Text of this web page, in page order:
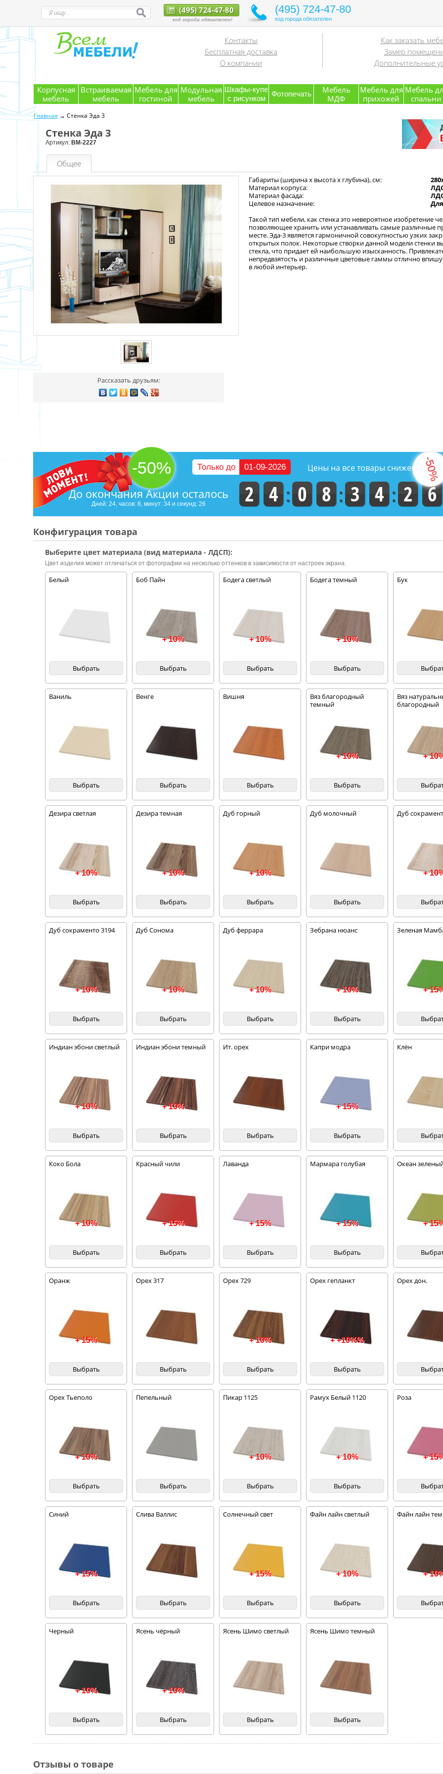
(495) 724-47-80
код города обязателен!
(495) 724-47-80
код города обязателен
Контакты
Бесплатная доставка
О компании
Как заказать
Замер
Дополнительные
Корпусная
мебель
Встраиваемая
мебель
Мебель для
гостиной
Модульная
мебель
Шкафы-купе
с рисунком
Фотопечать
Мебель
МДФ
Мебель для
прихожей
Мебель
спальни
Главная → Стенка Эда 3
Стенка Эда 3
Артикул: ВМ-2227
Общее
Рассказать друзьям:
Габариты (ширина х высота х глубина), см:
Материал корпуса:
Материал фасада:
Целевое назначение:
Такой тип мебели, как стенка это невероятное изобретение
позволяющее хранить или устанавливать самые различные
месте. Эда-3 является гармоничной совокупностью узких
открытых полок. Некоторые створки данной модели стенки
стекла, что придает ей наибольшую изысканность.
непредвзятость и различные цветовые гаммы отлично
в любой интерьер.
-50% Только до 01-09-2026 Цены на все товары снижены на
До окончания Акции осталось
Дней: 24, часов: 8, минут: 34 и секунд: 25 2 4 0 8 3 4 2 5
Конфигурация товара
Выберите цвет материала (вид материала - ЛДСП):
Цвет изделия может отличаться от фотографии на несколько оттенков в зависимости от настроек экрана.
Белый
Выбрать
Боб Пайн
+ 10%
Выбрать
Бодега светлый
+ 10%
Выбрать
Бодега темный
+ 10%
Выбрать
Бук
Ваниль
Выбрать
Венге
Выбрать
Вишня
Выбрать
Вяз благородный
темный
+ 10%
Выбрать
Вяз
благородный
+
Дезира светлая
+ 10%
Выбрать
Дезира темная
+ 10%
Выбрать
Дуб горный
+ 10%
Выбрать
Дуб молочный
Выбрать
Дуб
+
Дуб сокраменто 3194
+ 10%
Выбрать
Дуб Сонома
+ 10%
Выбрать
Дуб феррара
+ 10%
Выбрать
Зебрана нюанс
+ 10%
Выбрать
Зеленая
+
Индиан эбони светлый
+ 10%
Выбрать
Индиан эбони темный
+ 10%
Выбрать
Ит. орех
Выбрать
Капри модра
+ 15%
Выбрать
Клён
Коко Бола
+ 10%
Выбрать
Красный чили
+ 15%
Выбрать
Лаванда
+ 15%
Выбрать
Мармара голубая
+ 15%
Выбрать
Океан
+
Оранж
+ 15%
Выбрать
Орех 317
Выбрать
Орех 729
+ 10%
Выбрать
Орех гепланкт
+ +10%%
Выбрать
Орех дон.
Орех Тьеполо
+ 10%
Выбрать
Пепельный
Выбрать
Пикар 1125
+ 10%
Выбрать
Рамух Белый 1120
+ 10%
Выбрать
Роза
+
Синий
+ 15%
Выбрать
Слива Валлис
Выбрать
Солнечный свет
+ 15%
Выбрать
Файн лайн светлый
+ 10%
Выбрать
Файн лайн
+
Черный
+ 10%
Выбрать
Ясень чёрный
+ 10%
Выбрать
Ясень Шимо светлый
Выбрать
Ясень Шимо темный
Выбрать
Отзывы о товаре